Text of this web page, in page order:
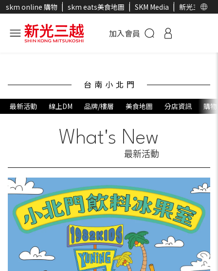
skm online 購物 skm eats美食地圖 SKM Media 新光三越官
加入會員
台南小北門
最新活動 線上DM 品牌/樓層 美食地圖 分店資訊 購
What's New
最新活動